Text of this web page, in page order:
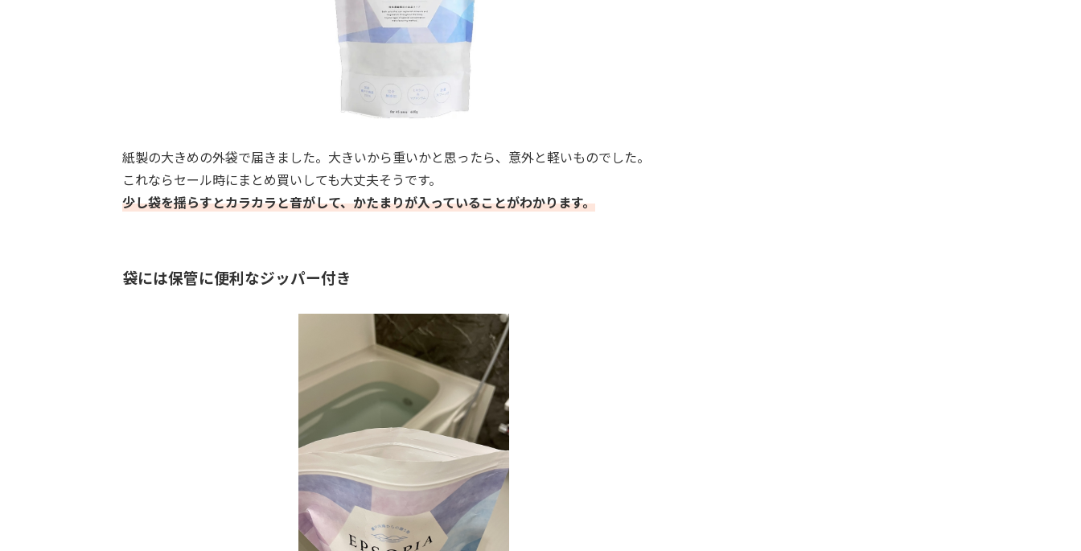
紙製の大きめの外袋で届きました。大きいから重いかと思ったら、意外と軽いものでした。
これならセール時にまとめ買いしても大丈夫そうです。
少し袋を揺らすとカラカラと音がして、かたまりが入っていることがわかります。
袋には保管に便利なジッパー付き